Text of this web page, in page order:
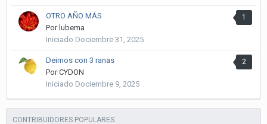
1
OTRO AÑO MÁS
Por lubema
Iniciado Dociembre 31, 2025
2
Deimos con 3 ranas
PorCYDON
Iniciado Dociembre 9, 2025
CONTRIBUIDORES POPULARES